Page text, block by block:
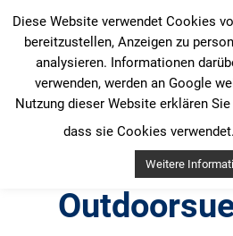
Inhalt
springen
Diese Website verwendet Cookies
bereitzustellen, Anzeigen zu
analysieren. Informationen
verwenden, werden an Google
Nutzung dieser Website erklären
dass sie Cookies verwendet.
Weitere